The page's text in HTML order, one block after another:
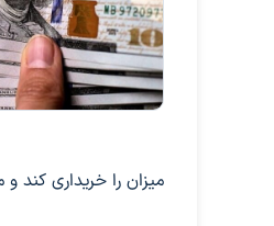
میزان را خریداری کند و مابقی سهمیه او تا سقف ۱۰۰۰ دلار